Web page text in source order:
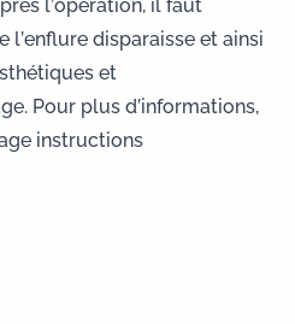
disparaisse et ainsi
et
Pour plus d’informations,
instructions